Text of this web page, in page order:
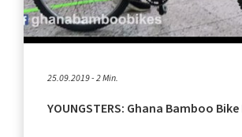
25.09.2019 - 2 Min.
YOUNGSTERS: Ghana Bamboo